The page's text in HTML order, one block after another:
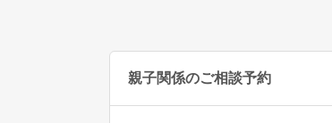
親子関係のご相談予約